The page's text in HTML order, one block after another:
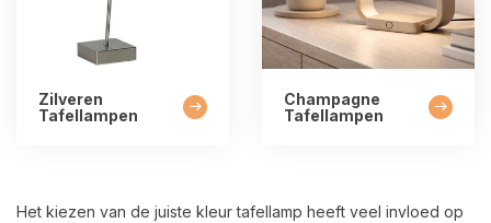
Zilveren
Tafellampen
Champagne
Tafellampen
Het kiezen van de juiste kleur tafellamp heeft veel invloed op